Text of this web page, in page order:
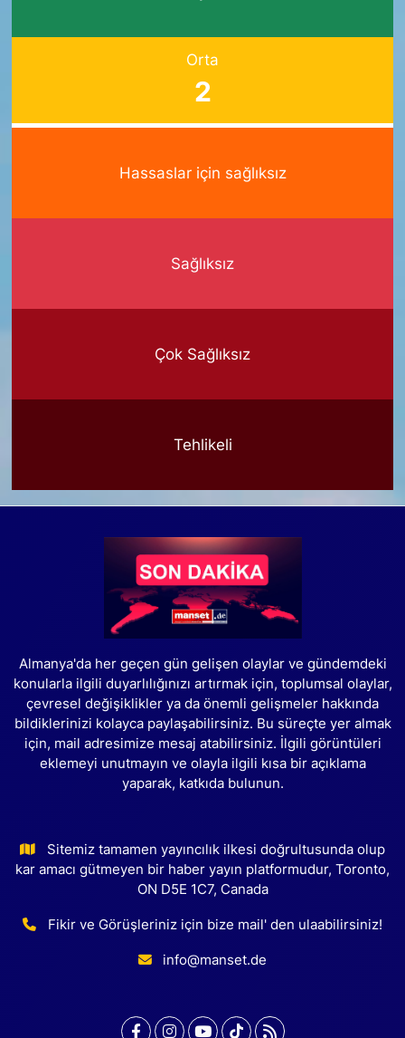
Orta
2
Hassaslar için sağlıksız
Sağlıksız
Çok Sağlıksız
Tehlikeli
Almanya'da her geçen gün gelişen olaylar ve gündemdeki
konularla ilgili duyarlılığınızı artırmak için, toplumsal olaylar,
çevresel değişiklikler ya da önemli gelişmeler hakkında
bildiklerinizi kolayca paylaşabilirsiniz. Bu süreçte yer almak
için, mail adresimize mesaj atabilirsiniz. İlgili görüntüleri
eklemeyi unutmayın ve olayla ilgili kısa bir açıklama
yaparak, katkıda bulunun.
Sitemiz tamamen yayıncılık ilkesi doğrultusunda olup
kar amacı gütmeyen bir haber yayın platformudur, Toronto,
ON D5E 1C7, Canada
Fikir ve Görüşleriniz için bize mail' den ulaabilirsiniz!
info@manset.de